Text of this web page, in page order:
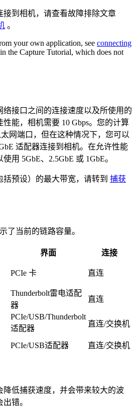
接到相机，请查看故障排除文章
。
your own application, see connecting
in the Capture Tutorial, which does not
接口之间的连接速度以及所使用的
能，相机需要 10 Gbps。您的计算
网端口，但在这种情况下，您可以
适配器连接到相机。在允许性能
用 5GbE、2.5GbE 或 1GbE。
预设）的最大带宽，请转到 捕获
了当前的链路容量。
界面
连接
PCIe 卡 直连
Thunderbolt雷电适配
器
直连
PCIe/USB/Thunderbolt
适配器
直连/交换机
PCIe/USB适配器 直连/交换机
降低捕获速度，并会带来较大的波
错。